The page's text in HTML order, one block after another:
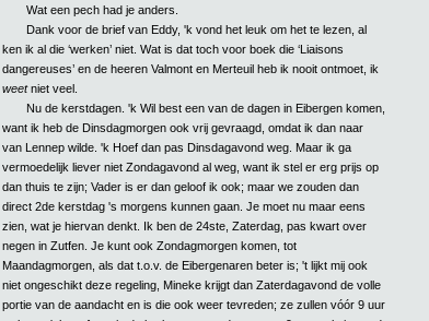
Wat een pech had je anders.
Dank voor de brief van Eddy, 'k vond het leuk om het te lezen, al
ken ik al die ‘werken’ niet. Wat is dat toch voor boek die ‘Liaisons
dangereuses’ en de heeren Valmont en Merteuil heb ik nooit ontmoet, ik
weetniet veel.
Nu de kerstdagen. 'k Wil best een van de dagen in Eibergen komen,
want ik heb de Dinsdagmorgen ook vrij gevraagd, omdat ik dan naar
van Lennep wilde. 'k Hoef dan pas Dinsdagavond weg. Maar ik ga
vermoedelijk liever niet Zondagavond al weg, want ik stel er erg prijs op
dan thuis te zijn; Vader is er dan geloof ik ook; maar we zouden dan
direct 2de kerstdag 's morgens kunnen gaan. Je moet nu maar eens
zien, wat je hiervan denkt. Ik ben de 24ste, Zaterdag, pas kwart over
negen in Zutfen. Je kunt ook Zondagmorgen komen, tot
Maandagmorgen, als dat t.o.v. de Eibergenaren beter is; 't lijkt mij ook
niet ongeschikt deze regeling, Mineke krijgt dan Zaterdagavond de volle
portie van de aandacht en is die ook weer tevreden; ze zullen vóór 9 uur